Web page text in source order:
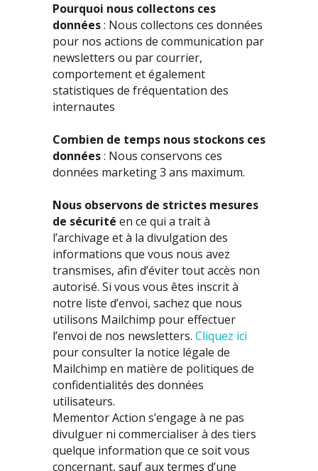
Pourquoi nous collectons ces
données: Nous collectons ces données
pour nos actions de communication par
newsletters ou par courrier,
comportement et également
statistiques de fréquentation des
internautes
Combien de temps nous stockons ces
données: Nous conservons ces
données marketing 3 ans maximum.
Nous observons de strictes mesures
de sécurité en ce qui a trait à
l’archivage et à la divulgation des
informations que vous nous avez
transmises, afin d’éviter tout accès non
autorisé. Si vous vous êtes inscrit à
notre liste d’envoi, sachez que nous
utilisons Mailchimp pour effectuer
l’envoi de nos newsletters. Cliquez ici
pour consulter la notice légale de
Mailchimp en matière de politiques de
confidentialités des données
utilisateurs.
Mementor Action s’engage à ne pas
divulguer ni commercialiser à des tiers
quelque information que ce soit vous
concernant, sauf aux termes d’une